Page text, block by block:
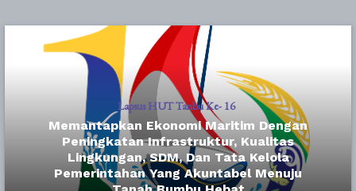
Lapsus HUT Tanbu Ke- 16
Memantapkan Ekonomi Maritim Dengan
Peningkatan Infrastruktur, Kualitas
Lingkungan, SDM, Dan Tata Kelola
Pemerintahan Yang Akuntabel Menuju